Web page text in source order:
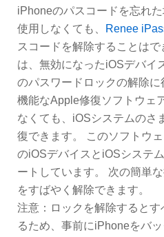
iPhoneのパスコードを忘れ
使用しなくても、
Renee
スコードを解除することは
は、無効になったiOSデバイ
のパスワードロックの解除
機能なApple修復ソフトウェ
なくても、iOSシステムのさ
復できます。 このソフトウ
のiOSデバイスとiOSシステ
ートしています。 次の簡単
をすばやく解除できます。
注意：ロックを解除すると
るため、事前にiPhoneをバ